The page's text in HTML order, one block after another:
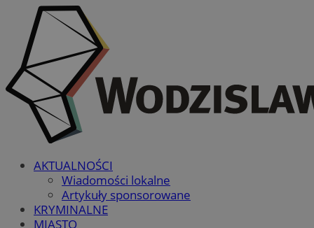
AKTUALNOŚCI
Wiadomości lokalne
Artykuły sponsorowane
KRYMINALNE
MIASTO